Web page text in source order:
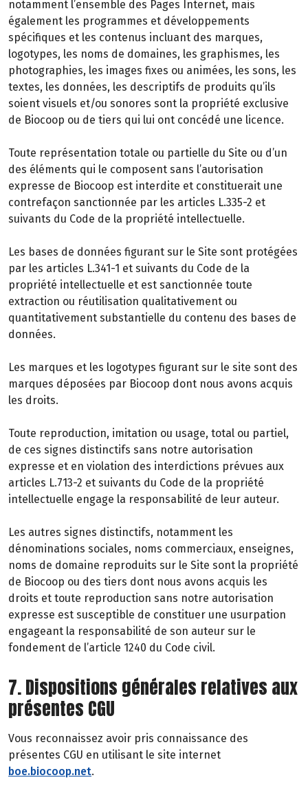
notamment l’ensemble des Pages Internet, mais
également les programmes et développements
spécifiques et les contenus incluant des marques,
logotypes, les noms de domaines, les graphismes, les
photographies, les images fixes ou animées, les sons, les
textes, les données, les descriptifs de produits qu’ils
soient visuels et/ou sonores sont la propriété exclusive
de Biocoop ou de tiers qui lui ont concédé une licence.
Toute représentation totale ou partielle du Site ou d’un
des éléments qui le composent sans l’autorisation
expresse de Biocoop est interdite et constituerait une
contrefaçon sanctionnée par les articles L.335-2 et
suivants du Code de la propriété intellectuelle.
Les bases de données figurant sur le Site sont protégées
par les articles L.341-1 et suivants du Code de la
propriété intellectuelle et est sanctionnée toute
extraction ou réutilisation qualitativement ou
quantitativement substantielle du contenu des bases de
données.
Les marques et les logotypes figurant sur le site sont des
marques déposées par Biocoop dont nous avons acquis
les droits.
Toute reproduction, imitation ou usage, total ou partiel,
de ces signes distinctifs sans notre autorisation
expresse et en violation des interdictions prévues aux
articles L.713-2 et suivants du Code de la propriété
intellectuelle engage la responsabilité de leur auteur.
Les autres signes distinctifs, notamment les
dénominations sociales, noms commerciaux, enseignes,
noms de domaine reproduits sur le Site sont la propriété
de Biocoop ou des tiers dont nous avons acquis les
droits et toute reproduction sans notre autorisation
expresse est susceptible de constituer une usurpation
engageant la responsabilité de son auteur sur le
fondement de l’article 1240 du Code civil.
7. Dispositions générales relatives aux
présentes CGU
Vous reconnaissez avoir pris connaissance des
présentes CGU en utilisant le site internet
boe.biocoop.net.